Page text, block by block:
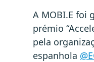
A MOBI.E foi
prémio
pela
espanhola